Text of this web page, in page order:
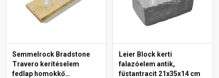
Semmelrock Bradstone
Travero kerítéselem
fedlap homokkő
Leier Block kerti
falazóelem antik,
füstantracit 21x35x14 cm